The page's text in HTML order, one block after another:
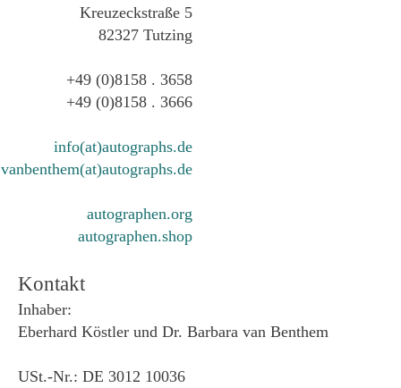
Kreuzeckstraße 5
82327 Tutzing
+49 (0)8158 . 3658
+49 (0)8158 . 3666
info(at)autographs.de
vanbenthem(at)autographs.de
autographen.org
autographen.shop
Kontakt
Inhaber:
Eberhard Köstler und Dr. Barbara van Benthem
USt.-Nr.: DE 3012 10036